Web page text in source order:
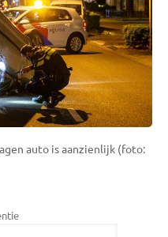
auto is aanzienlijk (foto: